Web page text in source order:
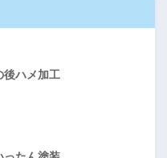
後ハメ加工